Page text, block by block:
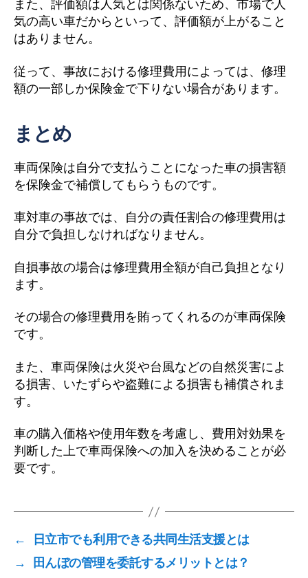
また、評価額は人気とは関係ないため、市場で人
気の高い車だからといって、評価額が上がること
はありません。
従って、事故における修理費用によっては、修理
額の一部しか保険金で下りない場合があります。
まとめ
車両保険は自分で支払うことになった車の損害額
を保険金で補償してもらうものです。
車対車の事故では、自分の責任割合の修理費用は
自分で負担しなければなりません。
自損事故の場合は修理費用全額が自己負担となり
ます。
その場合の修理費用を賄ってくれるのが車両保険
です。
また、車両保険は火災や台風などの自然災害によ
る損害、いたずらや盗難による損害も補償されま
す。
車の購入価格や使用年数を考慮し、費用対効果を
判断した上で車両保険への加入を決めることが必
要です。
←
日立市でも利用できる共同生活支援とは
→
田んぼの管理を委託するメリットとは？